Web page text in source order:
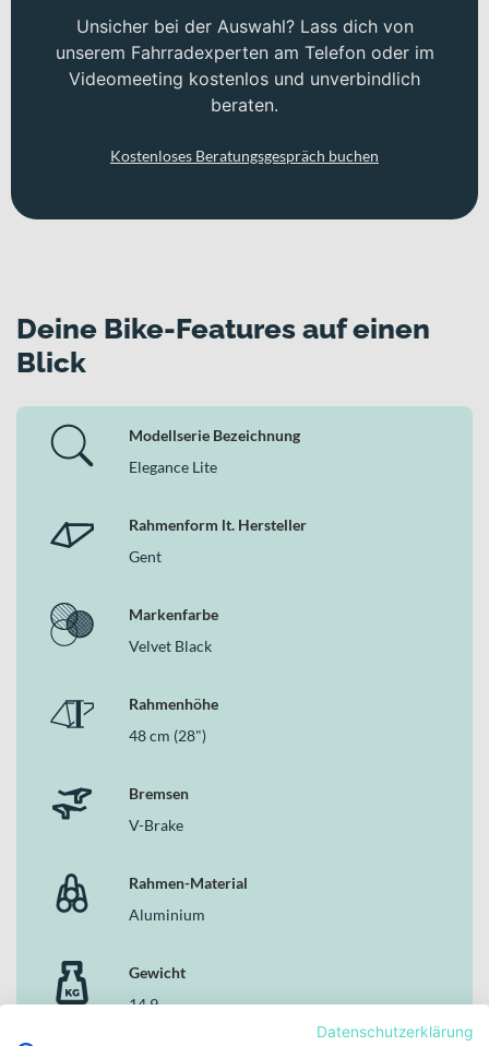
Unsicher bei der Auswahl? Lass dich von
unserem Fahrradexperten am Telefon oder im
Videomeeting kostenlos und unverbindlich
beraten.
Kostenloses Beratungsgespräch buchen
Deine Bike-Features auf einen
Blick
Modellserie Bezeichnung
Elegance Lite
Rahmenform lt. Hersteller
Gent
Markenfarbe
Velvet Black
Rahmenhöhe
48 cm (28")
Bremsen
V-Brake
Rahmen-Material
Aluminium
Gewicht
14.9
Datenschutzerklärung